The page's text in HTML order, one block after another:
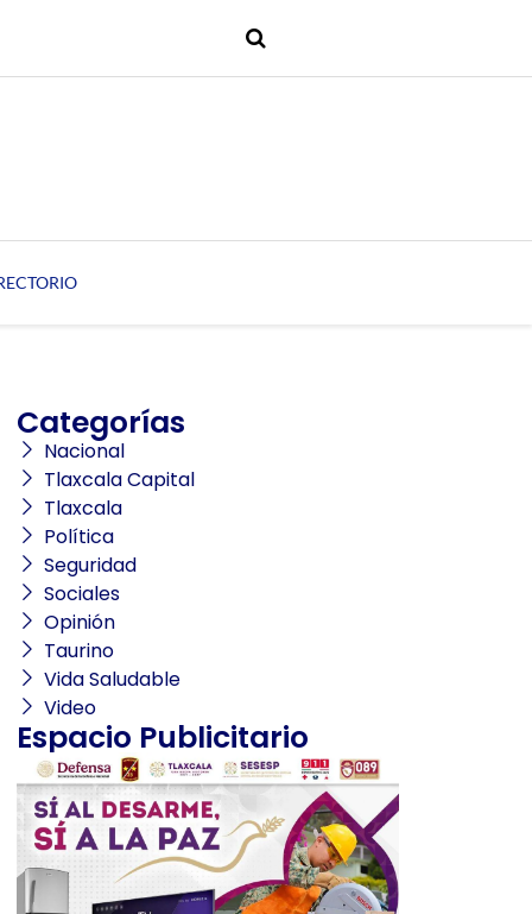
Categorías
Nacional
Tlaxcala Capital
Tlaxcala
Política
Seguridad
Sociales
Opinión
Taurino
Vida Saludable
Video
Espacio Publicitario